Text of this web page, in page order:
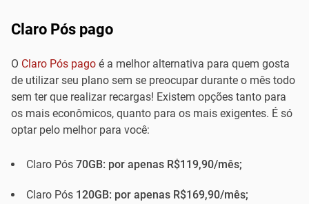
Claro Pós pago
O Claro Pós pago é a melhor alternativa para quem gosta
de utilizar seu plano sem se preocupar durante o mês todo
sem ter que realizar recargas! Existem opções tanto para
os mais econômicos, quanto para os mais exigentes. É só
optar pelo melhor para você:
Claro Pós 70GB: por apenas R$119,90/mês;
Claro Pós 120GB: por apenas R$169,90/mês;